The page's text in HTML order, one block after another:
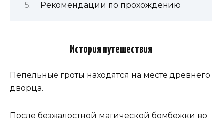
Рекомендации по прохождению
История путешествия
Пепельные гроты находятся на месте древнего
дворца.
После безжалостной магической бомбежки во